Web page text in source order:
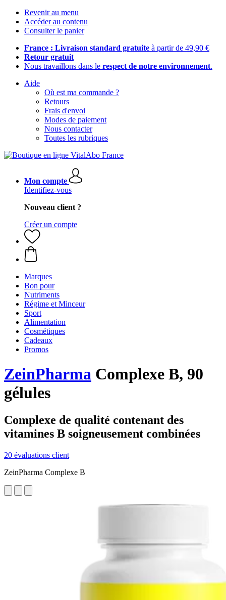
Revenir au menu
Accéder au contenu
Consulter le panier
France : Livraison standard gratuite à partir de 49,90 €
Retour gratuit
Nous travaillons dans le respect de notre environnement.
Aide
Où est ma commande ?
Retours
Frais d'envoi
Modes de paiement
Nous contacter
Toutes les rubriques
Mon compte
Identifiez-vous
Nouveau client ?
Créer un compte
Marques
Bon pour
Nutriments
Régime et Minceur
Sport
Alimentation
Cosmétiques
Cadeaux
Promos
ZeinPharma Complexe B, 90
gélules
Complexe de qualité contenant des
vitamines B soigneusement combinées
20 évaluations client
ZeinPharma Complexe B